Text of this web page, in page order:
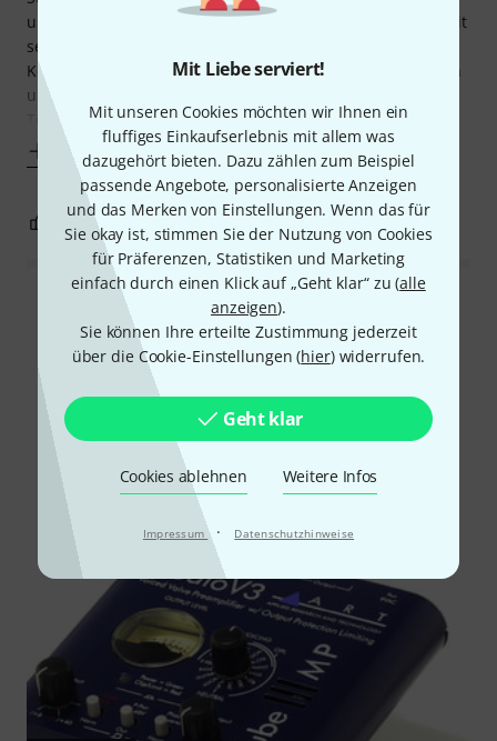
Mit Liebe serviert!
Mit unseren Cookies möchten wir Ihnen ein
fluffiges Einkaufserlebnis mit allem was
dazugehört bieten. Dazu zählen zum Beispiel
passende Angebote, personalisierte Anzeigen
und das Merken von Einstellungen. Wenn das für
Sie okay ist, stimmen Sie der Nutzung von Cookies
für Präferenzen, Statistiken und Marketing
einfach durch einen Klick auf „Geht klar“ zu (alle
anzeigen).
Sie können Ihre erteilte Zustimmung jederzeit
über die Cookie-Einstellungen (hier) widerrufen.
Geht klar
Cookies ablehnen Weitere Infos
Impressum · Datenschutzhinweise
und seine außergewöhnliche Verarbeitung auszeichnet. Mit
seiner Kombination aus Mikrofonvorverstärker, Opto-
Kompressor und parametrischem Equalizer liefert er einen
unverwechselbaren, professionellen Klang, der in vielen
Tonstudios weltweit geschätzt
Mehr anzeigen
0 BEWERTUNG MELDEN
Alle Bewertungen lesen
Schon gewusst?
Alle Ratgeber